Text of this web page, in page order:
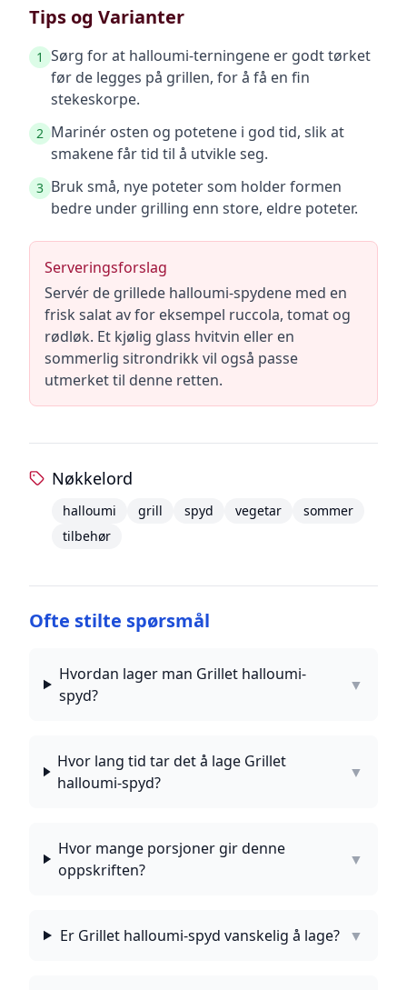
Tips og Varianter
1 Sørg for at halloumi-terningene er godt tørket
før de legges på grillen, for å få en fin
stekeskorpe.
2 Marinér osten og potetene i god tid, slik at
smakene får tid til å utvikle seg.
3 Bruk små, nye poteter som holder formen
bedre under grilling enn store, eldre poteter.
Serveringsforslag
Servér de grillede halloumi-spydene med en
frisk salat av for eksempel ruccola, tomat og
rødløk. Et kjølig glass hvitvin eller en
sommerlig sitrondrikk vil også passe
utmerket til denne retten.
Nøkkelord
halloumi grill spyd vegetar
sommer
tilbehør
Ofte stilte spørsmål
Hvordan lager man Grillet halloumi-
spyd?
▼
Hvor lang tid tar det å lage Grillet
halloumi-spyd?
▼
Hvor mange porsjoner gir denne
oppskriften?
▼
Er Grillet halloumi-spyd vanskelig å lage? ▼